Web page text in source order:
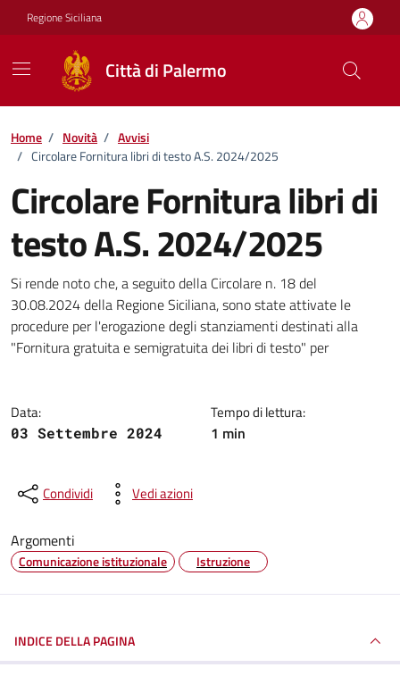
Vai ai contenuti
Vai al footer
Regione Siciliana
Città di Palermo
Home / Novità / Avvisi
/ Circolare Fornitura libri di testo A.S. 2024/2025
Circolare Fornitura libri di
testo A.S. 2024/2025
Dettagli della notizia
Si rende noto che, a seguito della Circolare n. 18 del
30.08.2024 della Regione Siciliana, sono state attivate le
procedure per l'erogazione degli stanziamenti destinati alla
"Fornitura gratuita e semigratuita dei libri di testo" per
Data:
03 Settembre 2024
Tempo di lettura:
1 min
Condividi Vedi azioni
Argomenti
Comunicazione istituzionale Istruzione
INDICE DELLA PAGINA